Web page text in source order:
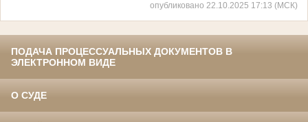
опубликовано 22.10.2025 17:13 (МСК)
ПОДАЧА ПРОЦЕССУАЛЬНЫХ ДОКУМЕНТОВ В
ЭЛЕКТРОННОМ ВИДЕ
О СУДЕ